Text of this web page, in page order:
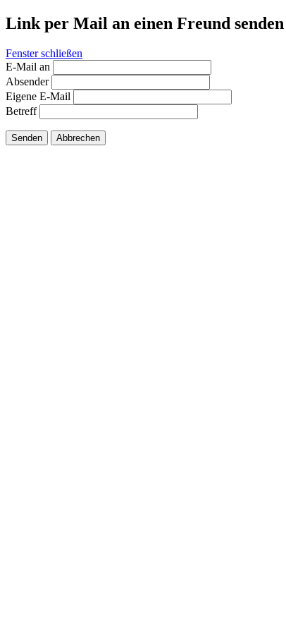
Link per Mail an einen Freund senden
Fenster schließen
E-Mail an
Absender
Eigene E-Mail
Betreff
Senden Abbrechen